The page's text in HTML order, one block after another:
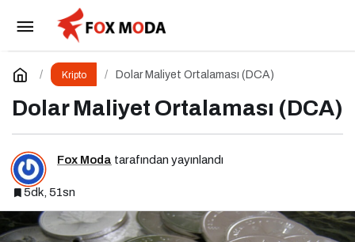
Kripto Dolar Maliyet Ortalaması (DCA)
Dolar Maliyet Ortalaması (DCA)
Fox Moda tarafından yayınlandı
5dk, 51sn
DeFi’de Likidite Havuzları: Yeni Nesil Finansın
KalbiYorum Yap